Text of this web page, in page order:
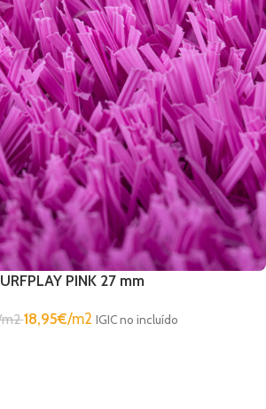
PINK 27 mm
18,95€/m2 IGIC no incluído